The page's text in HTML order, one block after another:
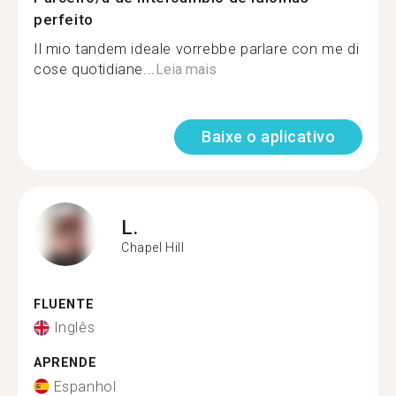
perfeito
Il mio tandem ideale vorrebbe parlare con me di
cose quotidiane... Leia mais
Baixe o aplicativo
L.
Chapel Hill
FLUENTE
Inglês
APRENDE
Espanhol